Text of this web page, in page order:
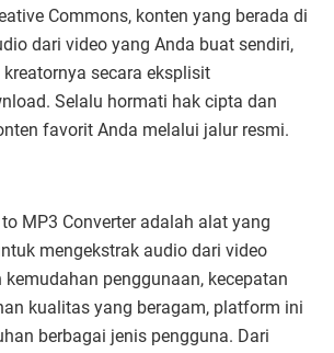
Commons, konten yang berada di
dari video yang Anda buat sendiri,
secara eksplisit
Selalu hormati hak cipta dan
favorit Anda melalui jalur resmi.
MP3 Converter adalah alat yang
mengekstrak audio dari video
kemudahan penggunaan, kecepatan
kualitas yang beragam, platform ini
berbagai jenis pengguna. Dari